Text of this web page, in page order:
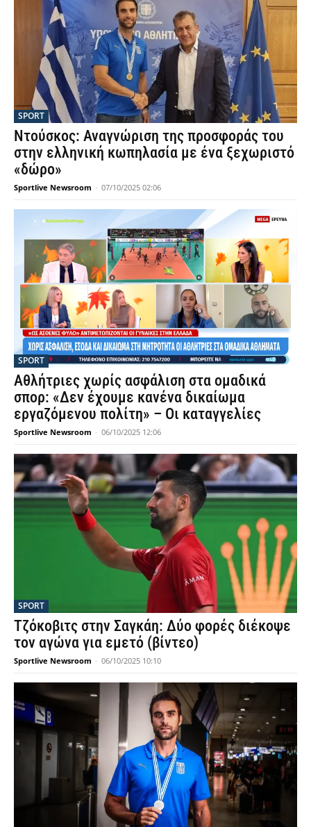
SPORT
Ντούσκος: Αναγνώριση της προσφοράς του
στην ελληνική κωπηλασία με ένα ξεχωριστό
«δώρο»
Sportlive Newsroom - 07/10/2025 02:06
SPORT
Αθλήτριες χωρίς ασφάλιση στα ομαδικά
σπορ: «Δεν έχουμε κανένα δικαίωμα
εργαζόμενου πολίτη» – Οι καταγγελίες
Sportlive Newsroom - 06/10/2025 12:06
SPORT
Τζόκοβιτς στην Σαγκάη: Δύο φορές διέκοψε
τον αγώνα για εμετό (βίντεο)
Sportlive Newsroom - 06/10/2025 10:10